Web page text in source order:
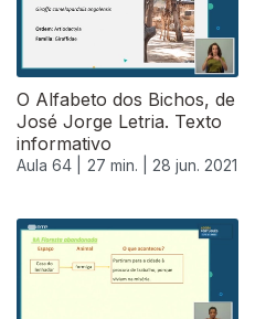
O Alfabeto dos Bichos, de
José Jorge Letria. Texto
informativo
Aula 64 | 27 min. | 28 jun. 2021
556035